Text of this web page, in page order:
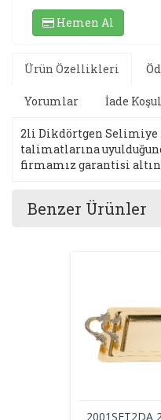
Hemen Al
Ürün Özellikleri
Yorumlar İade
2li Dikdörtgen Selimiye
talimatlarına
firmamız garantisi
Benzer Ürünler
2001SET2DA